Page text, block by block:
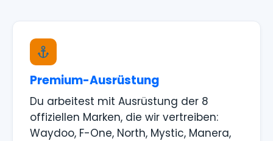
Premium-Ausrüstung
Du arbeitest mit Ausrüstung der 8
offiziellen Marken, die wir vertreiben:
Waydoo, F-One, North, Mystic, Manera,